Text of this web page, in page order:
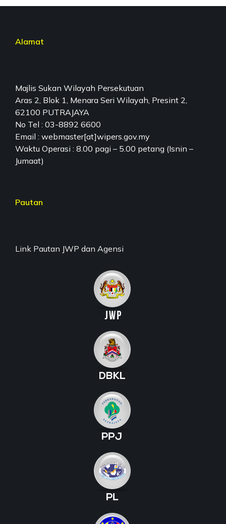
Alamat
Majlis Sukan Wilayah Persekutuan
Aras 2, Blok 1, Menara Seri Wilayah, Presint 2,
62100 PUTRAJAYA
No Tel : 03-8892 6600
Email : webmaster[at]wipers.gov.my
Waktu Operasi : 8.00 pagi – 5.00 petang (Isnin –
Jumaat)
Pautan
Link Pautan JWP dan Agensi